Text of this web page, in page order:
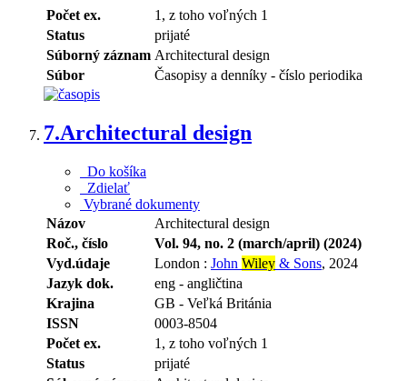
Počet ex.
1, z toho voľných 1
Status
prijaté
Súborný záznam Architectural design
Súbor
Časopisy a denníky - číslo periodika
7.Architectural design
Do košíka
Zdielať
Vybrané dokumenty
Názov
Architectural design
Roč., číslo
Vol. 94, no. 2 (march/april) (2024)
Vyd.údaje
London : John Wiley & Sons, 2024
Jazyk dok.
eng - angličtina
Krajina
GB - Veľká Británia
ISSN
0003-8504
Počet ex.
1, z toho voľných 1
Status
prijaté